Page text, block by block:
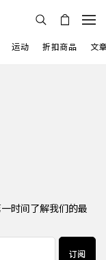
运动 折扣商品 文
时间了解我们的最
订阅